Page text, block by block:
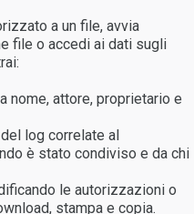
a un file, avvia
file o accedi ai dati sugli
nome, attore, proprietario e
log correlate al
è stato condiviso e da chi
le autorizzazioni o
stampa e copia.